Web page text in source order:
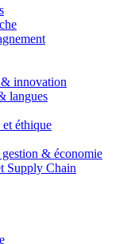
& innovation
langues
éthique
& économie
Supply Chain